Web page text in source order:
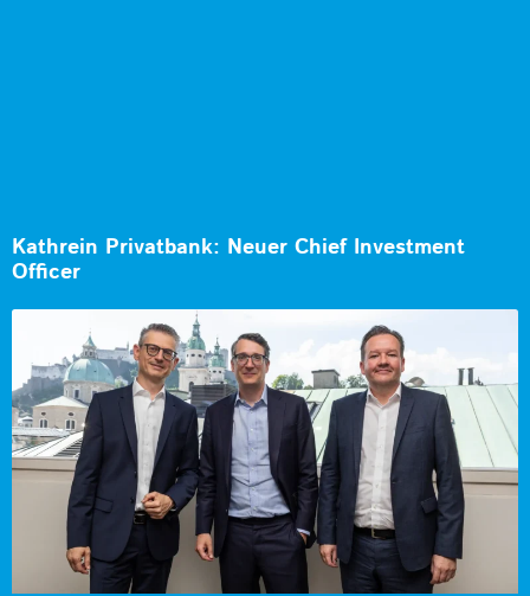
Kathrein Privatbank: Neuer Chief Investment
Officer